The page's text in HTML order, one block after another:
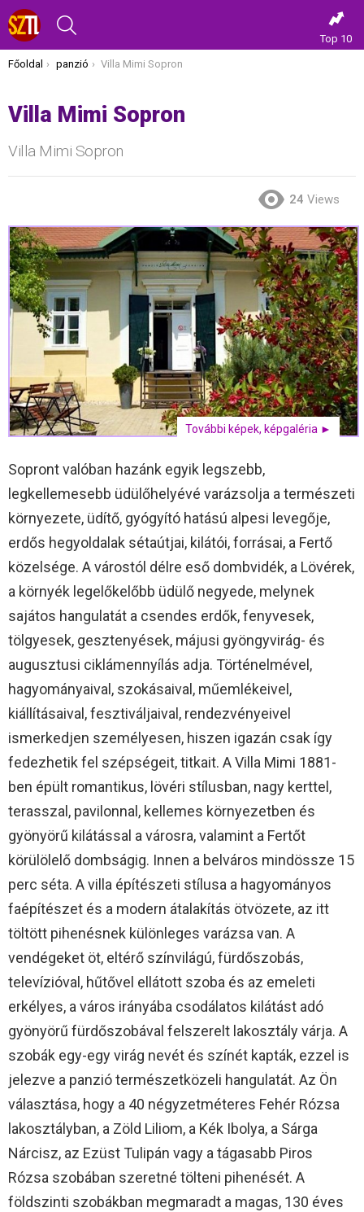
Top 10
Itt vagy most:
Főoldal panzió Villa Mimi Sopron
Villa Mimi Sopron
Villa Mimi Sopron
24 Views
További képek, képgaléria ►
Sopront valóban hazánk egyik legszebb,
legkellemesebb üdülőhelyévé varázsolja a természeti
környezete, üdítő, gyógyító hatású alpesi levegője,
erdős hegyoldalak sétaútjai, kilátói, forrásai, a Fertő
közelsége. A várostól délre eső dombvidék, a Lövérek,
a környék legelőkelőbb üdülő negyede, melynek
sajátos hangulatát a csendes erdők, fenyvesek,
tölgyesek, gesztenyések, májusi gyöngyvirág- és
augusztusi ciklámennyílás adja. Történelmével,
hagyományaival, szokásaival, műemlékeivel,
kiállításaival, fesztiváljaival, rendezvényeivel
ismerkedjen személyesen, hiszen igazán csak így
fedezhetik fel szépségeit, titkait. A Villa Mimi 1881-
ben épült romantikus, lövéri stílusban, nagy kerttel,
terasszal, pavilonnal, kellemes környezetben és
gyönyörű kilátással a városra, valamint a Fertőt
körülölelő dombságig. Innen a belváros mindössze 15
perc séta. A villa építészeti stílusa a hagyományos
faépítészet és a modern átalakítás ötvözete, az itt
töltött pihenésnek különleges varázsa van. A
vendégeket öt, eltérő színvilágú, fürdőszobás,
televízióval, hűtővel ellátott szoba és az emeleti
erkélyes, a város irányába csodálatos kilátást adó
gyönyörű fürdőszobával felszerelt lakosztály várja. A
szobák egy-egy virág nevét és színét kapták, ezzel is
jelezve a panzió természetközeli hangulatát. Az Ön
választása, hogy a 40 négyzetméteres Fehér Rózsa
lakosztályban, a Zöld Liliom, a Kék Ibolya, a Sárga
Nárcisz, az Ezüst Tulipán vagy a tágasabb Piros
Rózsa szobában szeretné tölteni pihenését. A
földszinti szobákban megmaradt a magas, 130 éves